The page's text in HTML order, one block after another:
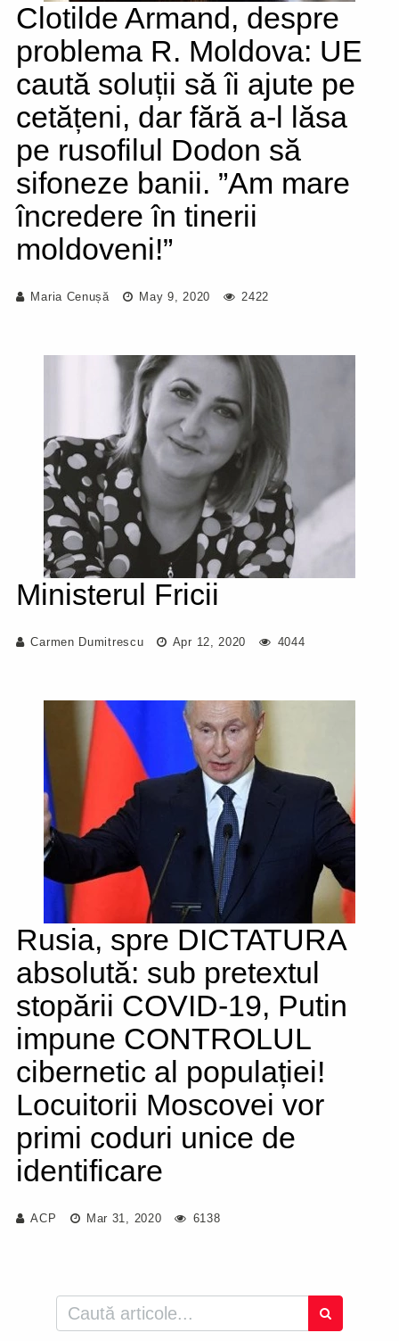
Clotilde Armand, despre
problema R. Moldova: UE
caută soluții să îi ajute pe
cetățeni, dar fără a-l lăsa
pe rusofilul Dodon să
sifoneze banii. ”Am mare
încredere în tinerii
moldoveni!”
Maria Cenușă May 9, 2020 2422
Ministerul Fricii
Carmen Dumitrescu Apr 12, 2020 4044
Rusia, spre DICTATURA
absolută: sub pretextul
stopării COVID-19, Putin
impune CONTROLUL
cibernetic al populației!
Locuitorii Moscovei vor
primi coduri unice de
identificare
ACP Mar 31, 2020 6138